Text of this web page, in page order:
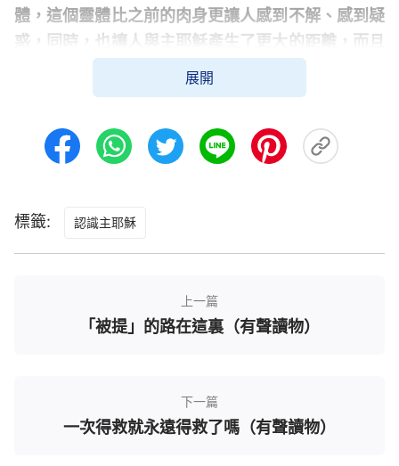
體，這個靈體比之前的肉身更讓人感到不解、感到疑
惑，同時，也讓人與主耶穌產生了更大的距離，而且
此時的主耶穌在人的心中變得更加神祕莫測。……復
活後的主耶穌要作的第一件事就是讓眾人都看見他，
實，同時，將人與他的關係恢復到他在肉身中作工期
疑，對主耶穌救贖人類的工作深信不疑；另一方面，
會因著主耶穌的『消失』或『不告而別』而返回到上
一個時代，即律法時代，而是遵循主耶穌的教導與主
出律法，進入了一個新的紀元，有了一個新的開端。
這就是主耶穌復活之後向人顯現的多方面意義。
展開
標籤: 認識主耶穌
上一篇
「被提」的路在這裏（有聲讀物）
下一篇
一次得救就永遠得救了嗎（有聲讀物）